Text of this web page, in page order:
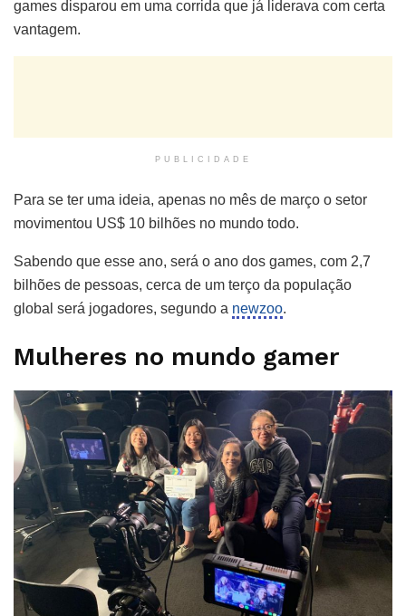
games disparou em uma corrida que já liderava com certa
vantagem.
PUBLICIDADE
Para se ter uma ideia, apenas no mês de março o setor
movimentou US$ 10 bilhões no mundo todo.
Sabendo que esse ano, será o ano dos games, com 2,7
bilhões de pessoas, cerca de um terço da população
global será jogadores, segundo a newzoo.
Mulheres no mundo gamer